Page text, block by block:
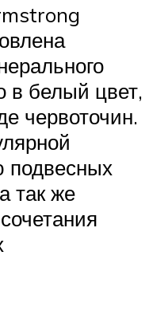
в белый цвет,
червоточин.
подвесных
так же